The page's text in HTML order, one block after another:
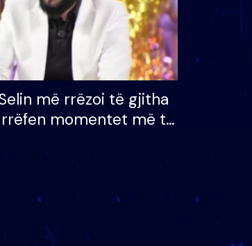
më rrëzoi të gjitha
rrëfen momentet më të
e mëngjesit kur…